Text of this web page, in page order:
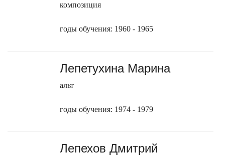
композиция
годы обучения: 1960 - 1965
Лепетухина Марина
альт
годы обучения: 1974 - 1979
Лепехов Дмитрий